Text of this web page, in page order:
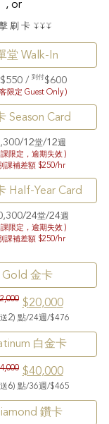
, or
刷 卡 ↓↓↓
堂 Walk-In
$550 / 到付$600
限定 Guest Only)
Season Card
,300/1 2堂/12週
限定， 逾期失效)
課補差額 $250/hr
Half-Year Card
0/24堂/24週
限定，逾期失效 )
課補差額 $250/hr
Gold 金卡
,000 $20,000
送2) 點/24週/$476
白金卡
000 $40,000
送6) 點/36週/$465
鑽卡